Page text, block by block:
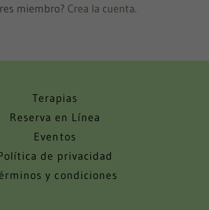
miembro? Crea la cuenta.
Terapias
Reserva en Línea
Eventos
de privacidad
y condiciones